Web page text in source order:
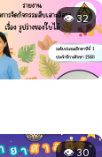
👁 32
👁 30